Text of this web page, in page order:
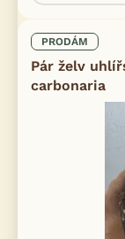
PRODÁM
Pár želv
carbonaria